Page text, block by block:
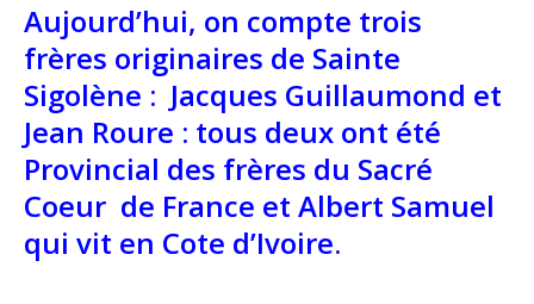
Aujourd’hui, on compte trois
frères originaires de Sainte
Sigolène : Jacques Guillaumond et
Jean Roure : tous deux ont été
Provincial des frères du Sacré
Coeur de France et Albert Samuel
qui vit en Cote d’Ivoire.